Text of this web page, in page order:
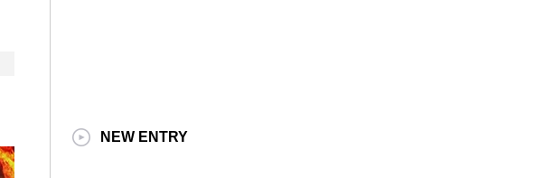
NEW ENTRY